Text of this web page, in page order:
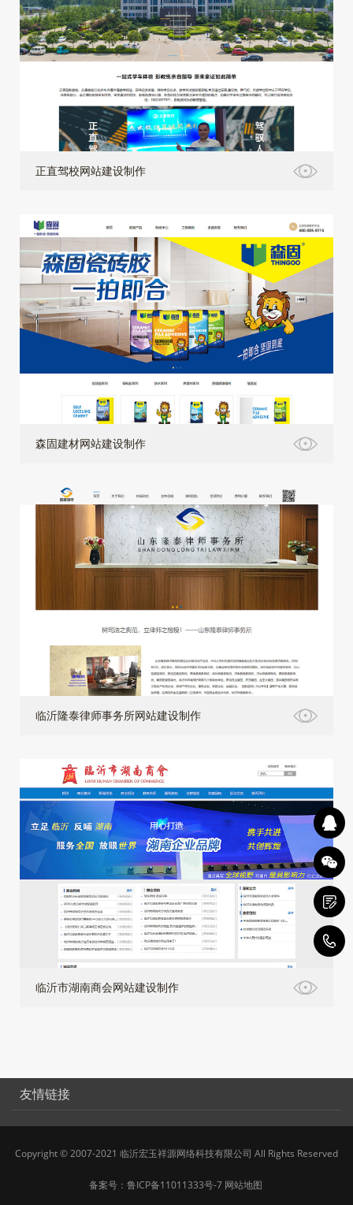
正直驾校网站建设制作
森固建材网站建设制作
临沂隆泰律师事务所网站建设制作
临沂市湖南商会网站建设制作
友情链接
Copyright © 2007-2021 临沂宏玉祥源网络科技有限公司 All Rights Reserved
备案号： 鲁ICP备11011333号-7 网站地图